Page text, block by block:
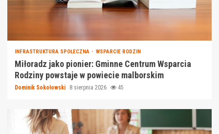
INFRASTRUKTURA SPOŁECZNA WSPARCIE RODZIN
Miłoradz jako pionier: Gminne Centrum Wsparcia
Rodziny powstaje w powiecie malborskim
Dominik Sokołowski 8 sierpnia 2026 45